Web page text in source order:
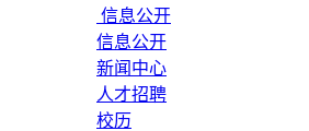
信息公开
信息公开
新闻中心
人才招聘
校历